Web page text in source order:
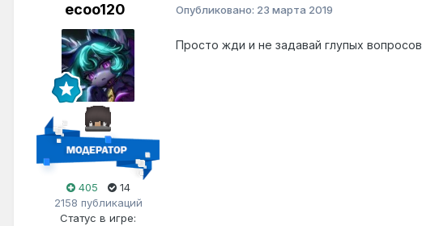
ecoo120
405
14
2158 публикаций
Статус в игре:
Опубликовано: 23 марта 2019
Просто жди и не задавай глупых вопросов